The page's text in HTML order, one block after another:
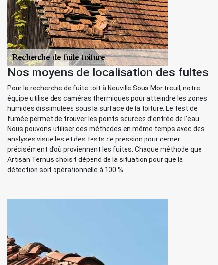
Nos moyens de localisation des fuites
Pour la recherche de fuite toit à Neuville Sous Montreuil, notre
équipe utilise des caméras thermiques pour atteindre les zones
humides dissimulées sous la surface de la toiture. Le test de
fumée permet de trouver les points sources d’entrée de l’eau.
Nous pouvons utiliser ces méthodes en même temps avec des
analyses visuelles et des tests de pression pour cerner
précisément d’où proviennent les fuites. Chaque méthode que
Artisan Ternus choisit dépend de la situation pour que la
détection soit opérationnelle à 100 %.